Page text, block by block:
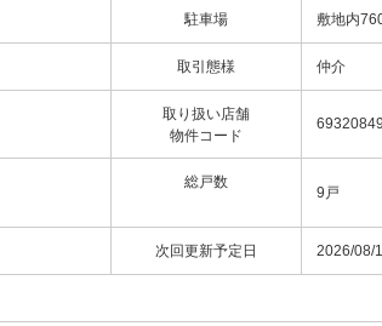
駐車場 敷地内
取引態様 仲介
取り扱い店舗
物件コード
総戸数
9戸
次回更新予定日 2026/08/